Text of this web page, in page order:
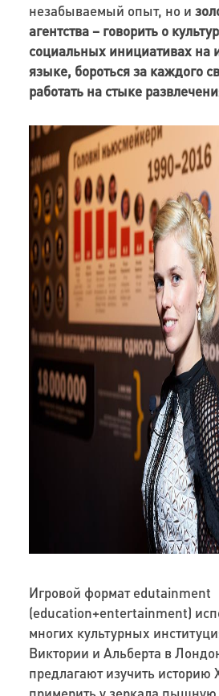
незабываемый опыт, но и
агентства – говорить о
социальных инициативах на
языке, бороться за каждого
работать на стыке
Игровой формат edutainment
(education+entertainment)
многих культурных
Виктории и Альберта в
предлагают изучить историю
примерить у зеркала пышную